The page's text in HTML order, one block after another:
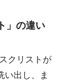
」の違い
クリストが
い出し、ま